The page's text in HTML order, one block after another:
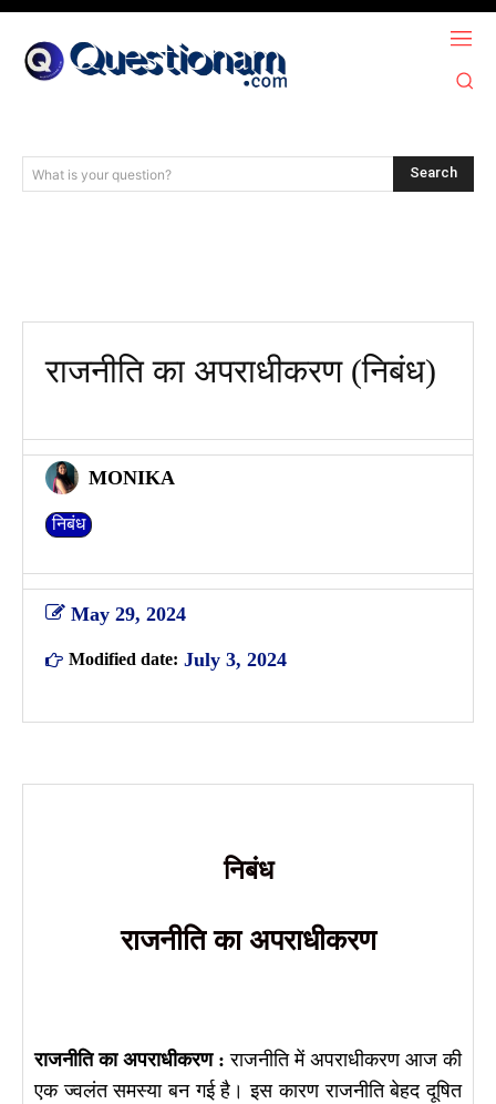
What is your question? Search
राजनीति का अपराधीकरण (निबंध)
MONIKA
निबंध
May 29, 2024
Modified date: July 3, 2024
निबंध
राजनीति का अपराधीकरण
राजनीतिका अपराधीकरण : राजनीति में अपराधीकरण आज की
एक ज्वलंत समस्या बन गई है। इस कारण राजनीति बेहद दूषित